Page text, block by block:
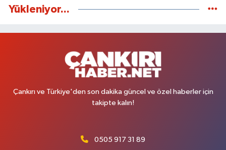
Yükleniyor...
Çankırı ve Türkiye'den son dakika güncel ve özel haberler için
takipte kalın!
0505 917 31 89